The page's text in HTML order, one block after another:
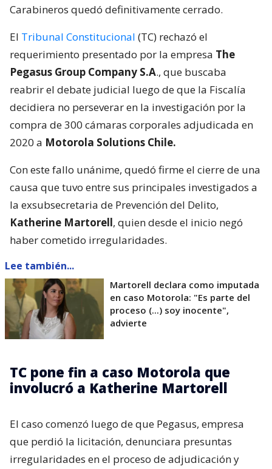
Carabineros quedó definitivamente cerrado.
El Tribunal Constitucional (TC) rechazó el
requerimiento presentado por la empresa The
Pegasus Group Company S.A., que buscaba
reabrir el debate judicial luego de que la Fiscalía
decidiera no perseverar en la investigación por la
compra de 300 cámaras corporales adjudicada en
2020 a Motorola Solutions Chile.
Con este fallo unánime, quedó firme el cierre de una
causa que tuvo entre sus principales investigados a
la exsubsecretaria de Prevención del Delito,
Katherine Martorell, quien desde el inicio negó
haber cometido irregularidades.
Lee también...
Martorell declara como imputada
en caso Motorola: "Es parte del
proceso (...) soy inocente",
advierte
TC pone fin a caso Motorola que
involucró a Katherine Martorell
El caso comenzó luego de que Pegasus, empresa
que perdió la licitación, denunciara presuntas
irregularidades en el proceso de adjudicación y